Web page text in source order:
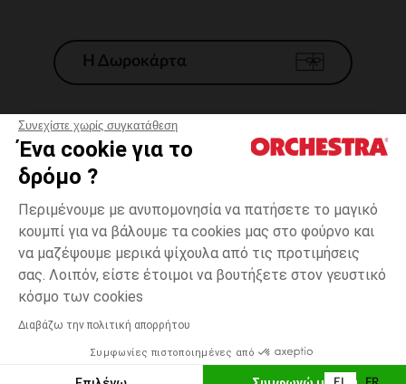
Συνεχίστε χωρίς συγκατάθεση
Ένα cookie για το
δρόμο ?
Περιμένουμε με ανυπομονησία να πατήσετε το μαγικό
κουμπί για να βάλουμε τα cookies μας στο φούρνο και
να μαζέψουμε μερικά ψίχουλα από τις προτιμήσεις
σας. Λοιπόν, είστε έτοιμοι να βουτήξετε στον γευστικό
κόσμο των cookies
Διαβάζω την πολιτική απορρήτου
Συμφωνίες πιστοποιημένες από
Πολύχρωμο
one
Δυνατότητα πληρωμής με
ΕΠΙΛΟΓΗ ΜΕΓΕΘΟΥΣ
Η Δωροκάρτα
Γενικοί 'Οροι Πώλησης
*Εμπορικες προσφορες
Προσωπικά δεδομένα
Διαχείρηση των cookies
Προσβασιμότητα: μη συμμορφούμενη
H Orchestra συμμετέχει στον κωδικά δεοντολογίας και στο σύστημα
μεσολάβησης της Γαλλικής Ομοσπονδίας Ηλεκτρονικού Εμπορίου.